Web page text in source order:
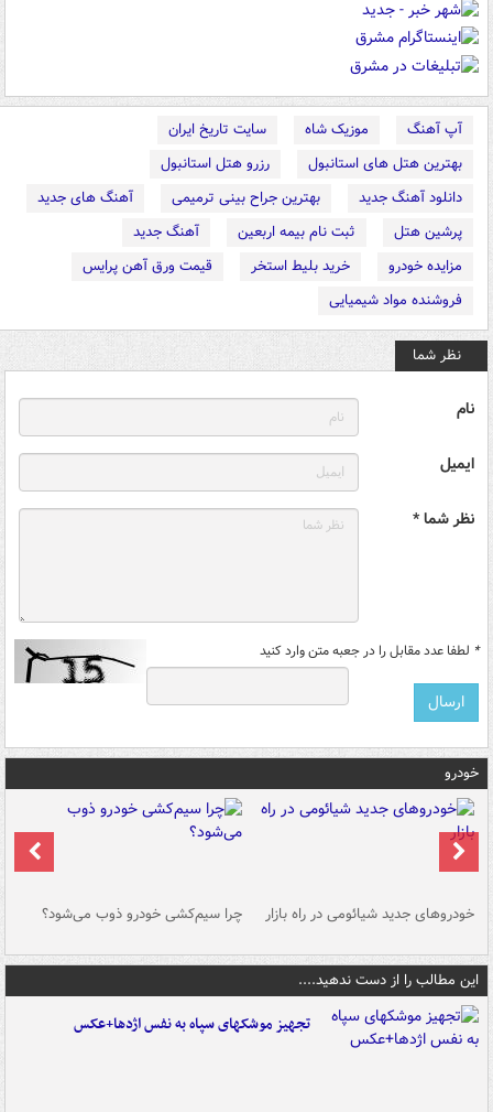
آپ آهنگ موزیک شاه
سایت تاریخ ایران
بهترین هتل های استانبول
رزرو هتل استانبول
دانلود آهنگ جدید
بهترین جراح بینی ترمیمی
آهنگ های جدید
پرشین هتل
ثبت نام بیمه اربعین
آهنگ جدید
مزایده خودرو
خرید بلیط استخر
قیمت ورق آهن پرایس
فروشنده مواد شیمیایی
نظر شما
نام
ایمیل
نظر شما *
* لطفا عدد مقابل را در جعبه متن وارد کنید
خودرو
خودروهای جدید شیائومی در راه بازار چرا سیم‌کشی خودرو ذوب می‌شود؟
این مطالب را از دست ندهید....
تجهیز موشکهای سپاه به نفس اژدها+عکس